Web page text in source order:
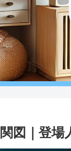
図｜登